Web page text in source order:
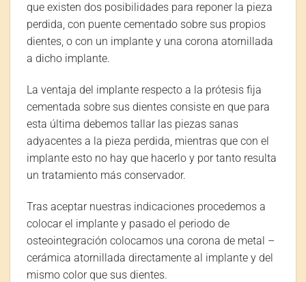
que existen dos posibilidades para reponer la pieza
perdida, con puente cementado sobre sus propios
dientes, o con un implante y una corona atornillada
a dicho implante.
La ventaja del implante respecto a la prótesis fija
cementada sobre sus dientes consiste en que para
esta última debemos tallar las piezas sanas
adyacentes a la pieza perdida, mientras que con el
implante esto no hay que hacerlo y por tanto resulta
un tratamiento más conservador.
Tras aceptar nuestras indicaciones procedemos a
colocar el implante y pasado el periodo de
osteointegración colocamos una corona de metal –
cerámica atornillada directamente al implante y del
mismo color que sus dientes.